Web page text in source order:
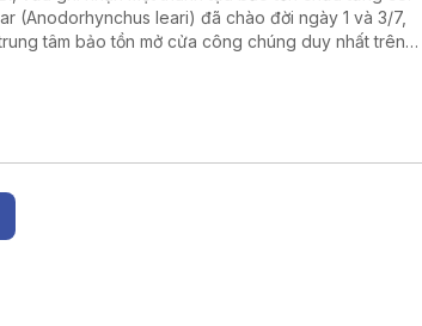
(Anodorhynchus leari) đã chào đời ngày 1 và 3/7,
tâm bảo tồn mở cửa công chúng duy nhất trên